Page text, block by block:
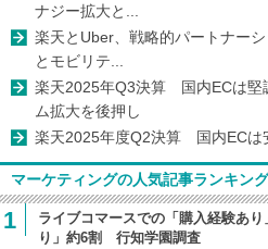
ナジー拡大と...
楽天とUber、戦略的パートナー
とモビリテ...
楽天2025年Q3決算 国内ECは堅
ム拡大を後押し
楽天2025年度Q2決算 国内ECは
マーケティングの人気記事ランキング
1
ライブコマースでの「購入経験あ
り」約6割 行知学園調査